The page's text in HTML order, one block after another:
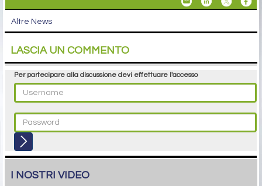
Altre News
LASCIA UN COMMENTO
Per partecipare alla discussione devi effettuare l'accesso
I NOSTRI VIDEO